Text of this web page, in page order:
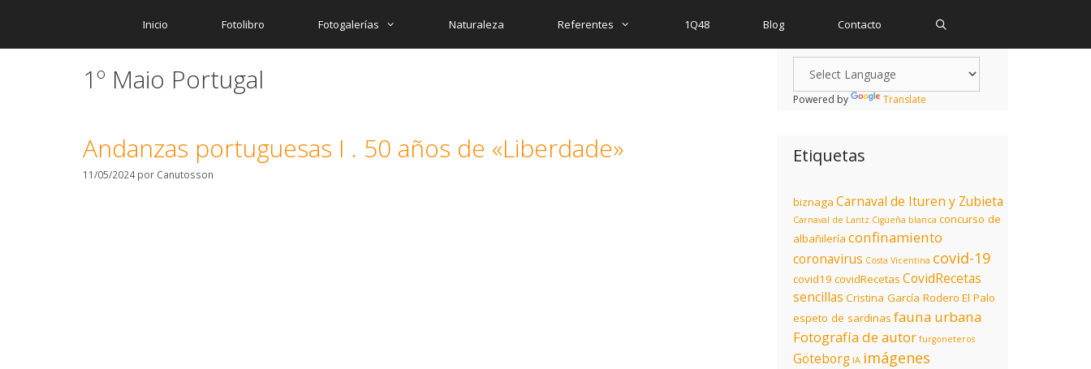
Inicio Fotolibro Fotogalerías Naturaleza Referentes 1Q48 Blog Contacto
1º Maio Portugal
Andanzas portuguesas I . 50 años de «Liberdade»
11/05/2024 por Canutosson
Powered by Translate
Etiquetas
biznaga Carnaval de Ituren y Zubieta
Carnaval de Lantz Cigüeña blanca concurso de
albañilería confinamiento
coronavirus Costa Vicentina covid-19
covid19 covidRecetas CovidRecetas
sencillas Cristina García Rodero El Palo
espeto de sardinas fauna urbana
Fotografía de autor furgoneteros
Göteborg IA imágenes